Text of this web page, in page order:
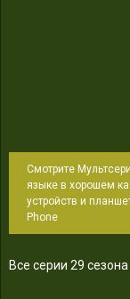
Смотрите
языке в хорошем
устройств и
Phone
Все серии 29 сезона